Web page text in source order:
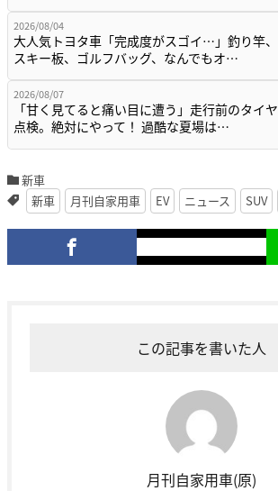
2026/08/04
大人気トヨタ車「完成度がスゴイ…」釣り竿、
スキー板、ゴルフバッグ、なんでもオ…
2026/08/07
「甘く見てると痛い目に遭う」走行前のタイヤ
点検。絶対にやって！ 過酷な夏場は…
新車
新車
月刊自家用車 EV ニュース SUV
この記事を書いた人
月刊自家用車(原)